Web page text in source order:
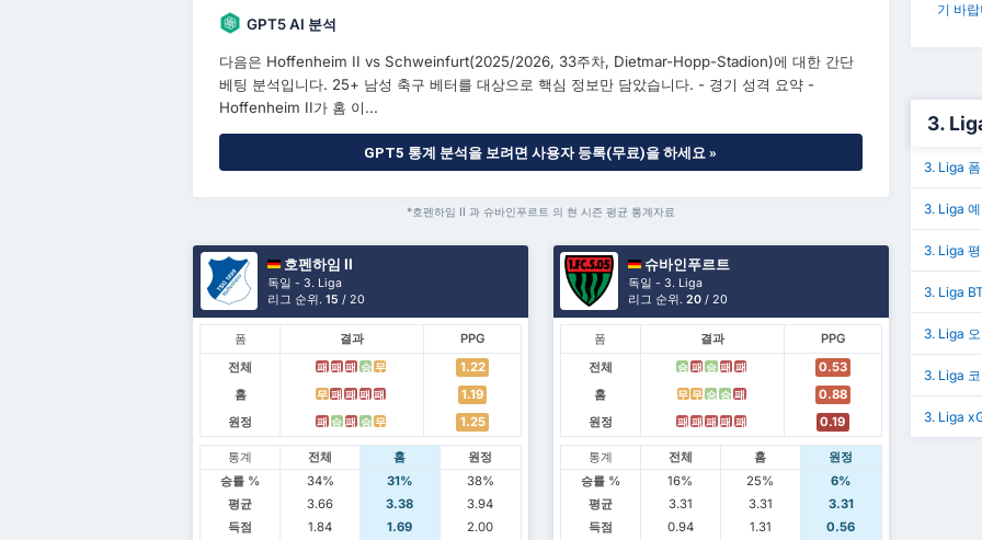
GPT5 AI 분석
다음은 Hoffenheim II vs Schweinfurt(2025/2026, 33주차, Dietmar-Hopp-Stadion)에 대한 간단
베팅 분석입니다. 25+ 남성 축구 베터를 대상으로 핵심 정보만 담았습니다. - 경기 성격 요약 -
Hoffenheim II가 홈 이...
GPT5 통계 분석을 보려면 사용자 등록(무료)을 하세요 »
*호펜하임 II 과 슈바인푸르트 의 현 시즌 평균 통계자료
호펜하임 II
독일 - 3. Liga
리그 순위.15 / 20
폼 결과
PPG
전체
패 패 패 승 무
1.22
홈
무 패 패 패 패
1.19
원정
패 승 패 승 무 1.25
통계 전체 홈
원정
승률 %
34% 31%
38%
평균
3.66 3.38
3.94
득점
1.84 1.69
2.00
슈바인푸르트
독일 - 3. Liga
리그 순위.20 / 20
폼 결과
PPG
전체
승 패 승 패 패
0.53
홈
무 무 승 승 패
0.88
원정
패 패 패 패 패 0.19
통계 전체 홈
원정
승률 %
16% 25%
6%
평균
3.31 3.31
3.31
득점
0.94 1.31
0.56
기 바
3.
3. Liga
3. Liga
3. Liga
3. Liga
3. Liga
3. Liga
3. Liga